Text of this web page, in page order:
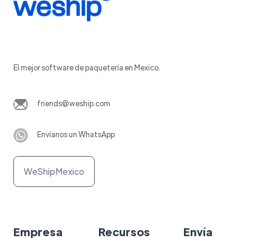
El mejor software de paquetería en Mexico.
friends@weship.com
Envíanos un WhatsApp
WeShip Mexico
Empresa Recursos Envía